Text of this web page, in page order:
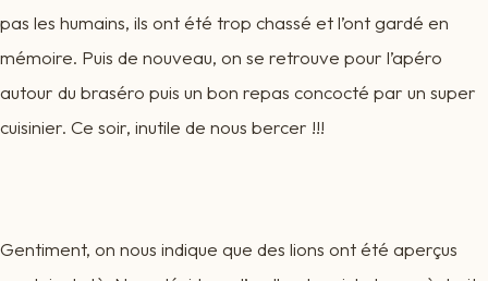
pas les humains, ils ont été trop chassé et l’ont gardé en
mémoire. Puis de nouveau, on se retrouve pour l’apéro
autour du braséro puis un bon repas concocté par un super
cuisinier. Ce soir, inutile de nous bercer !!!
Gentiment, on nous indique que des lions ont été aperçus